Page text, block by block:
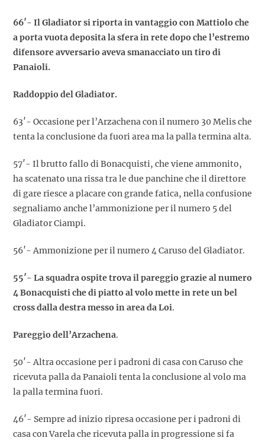
66′- Il Gladiator si riporta in vantaggio con Mattiolo che
a porta vuota deposita la sfera in rete dopo che l’estremo
difensore avversario aveva smanacciato un tiro di
Panaioli.
Raddoppio del Gladiator.
63′- Occasione per l’Arzachena con il numero 30 Melis che
tenta la conclusione da fuori area ma la palla termina alta.
57′- Il brutto fallo di Bonacquisti, che viene ammonito,
ha scatenato una rissa tra le due panchine che il direttore
di gare riesce a placare con grande fatica, nella confusione
segnaliamo anche l’ammonizione per il numero 5 del
Gladiator Ciampi.
56′- Ammonizione per il numero 4 Caruso del Gladiator.
55′- La squadra ospite trova il pareggio grazie al numero
4 Bonacquisti che di piatto al volo mette in rete un bel
cross dalla destra messo in area da Loi.
Pareggio dell’Arzachena.
50′- Altra occasione per i padroni di casa con Caruso che
ricevuta palla da Panaioli tenta la conclusione al volo ma
la palla termina fuori.
46′- Sempre ad inizio ripresa occasione per i padroni di
casa con Varela che ricevuta palla in progressione si fa